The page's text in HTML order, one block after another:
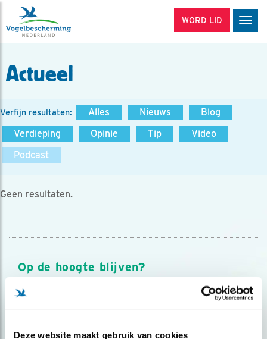
Deze website maakt gebruik van cookies
WORD LID
Actueel
Verfijn resultaten: Alles Nieuws
Blog
Verdieping
Opinie Tip
Video
Podcast
Geen resultaten.
Op de hoogte blijven?
Meld je aan en ontvang nieuws, inspiratie, acties en tips
over vogels en activiteiten van Vogelbescherming.